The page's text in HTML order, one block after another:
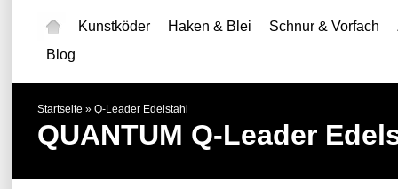
Kunstköder Haken & Blei Schnur & Vorfach
Blog
Startseite » Q-Leader Edelstahl
QUANTUM Q-Leader